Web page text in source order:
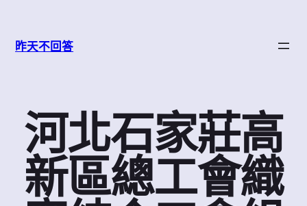
昨天不回答
河北石家莊高
新區總工會織